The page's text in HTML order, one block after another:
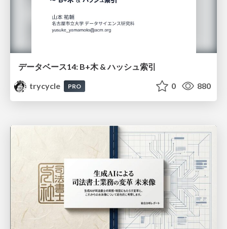
データベース14: B+木 & ハッシュ索引
trycycle
PRO 0 880